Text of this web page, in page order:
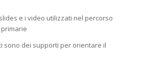
e i video utilizzati nel percorso
sono dei supporti per orientare il